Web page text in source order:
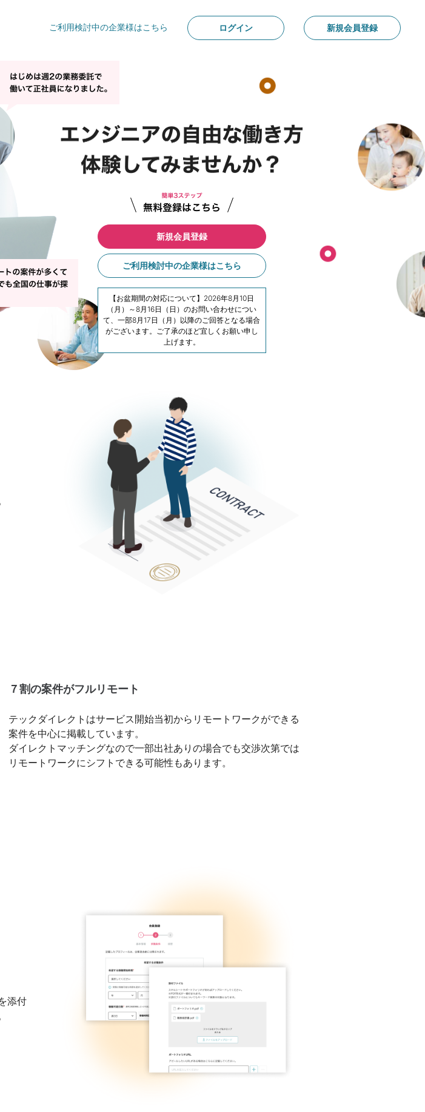
ご利用検討中の企業様はこちら ログイン 新規会員登録
新規会員登録
ご利用検討中の企業様はこちら
【お盆期間の対応について】2026年8月10日
（月）～8月16日（日）のお問い合わせについ
て、一部8月17日（月）以降のご回答となる場合
がございます。ご了承のほど宜しくお願い申し
上げます。
７割の案件がフルリモート
テックダイレクトはサービス開始当初からリモートワークができる
案件を中心に掲載しています。
ダイレクトマッチングなので一部出社ありの場合でも交渉次第では
リモートワークにシフトできる可能性もあります。
添付